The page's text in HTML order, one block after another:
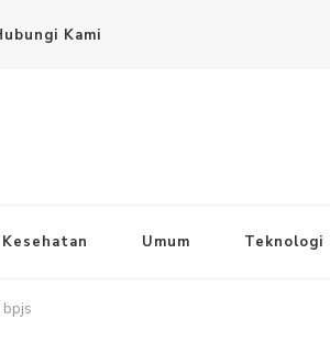
Kami
Kesehatan Umum Teknologi